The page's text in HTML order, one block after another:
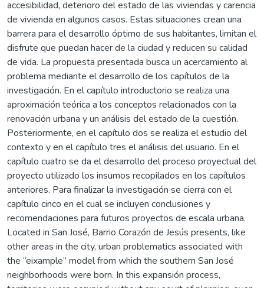
accesibilidad, deterioro del estado de las viviendas y carencia
de vivienda en algunos casos. Estas situaciones crean una
barrera para el desarrollo óptimo de sus habitantes, limitan el
disfrute que puedan hacer de la ciudad y reducen su calidad
de vida. La propuesta presentada busca un acercamiento al
problema mediante el desarrollo de los capítulos de la
investigación. En el capítulo introductorio se realiza una
aproximación teórica a los conceptos relacionados con la
renovación urbana y un análisis del estado de la cuestión.
Posteriormente, en el capítulo dos se realiza el estudio del
contexto y en el capítulo tres el análisis del usuario. En el
capítulo cuatro se da el desarrollo del proceso proyectual del
proyecto utilizado los insumos recopilados en los capítulos
anteriores. Para finalizar la investigación se cierra con el
capítulo cinco en el cual se incluyen conclusiones y
recomendaciones para futuros proyectos de escala urbana.
Located in San José, Barrio Corazón de Jesús presents, like
other areas in the city, urban problematics associated with
the “eixample” model from which the southern San José
neighborhoods were born. In this expansión process,